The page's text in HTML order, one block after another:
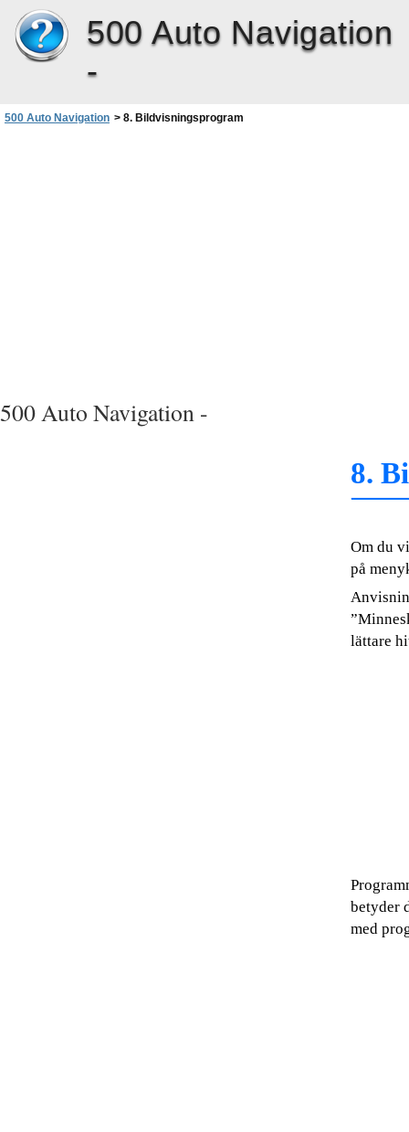
500 Auto Navigation
-
500 Auto Navigation > 8. Bildvisningsprogram
500 Auto Navigation -
8.
Om du
på
lättare
betyder
med